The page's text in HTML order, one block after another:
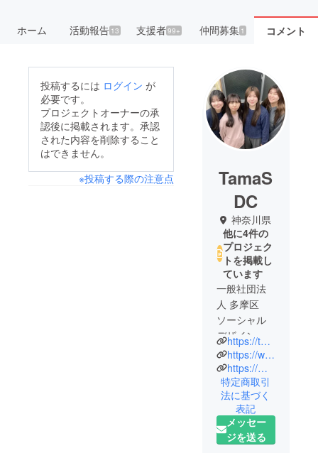
ホーム 活動報告13 支援者99+ 仲間募集 1 コメント
投稿するには ログイン が
必要です。
プロジェクトオーナーの承
認後に掲載されます。承認
された内容を削除すること
はできません。
※投稿する際の注意点
TamaS
DC
神奈川県
他に4件の
プロジェク
トを掲載し
ています
一般社団法
人 多摩区
ソーシャル
デザインセ
ンター（多
摩SDC）で
す。
アイコンの4
人は、2026
年5月2日(土)
に開催する
https://tama-sdc.com/
https://www.instagram.com/noborito_tamagawa426
https://marche.tama-sdc.com/
特定商取引
法に基づく
表記
メッセー
ジを送る